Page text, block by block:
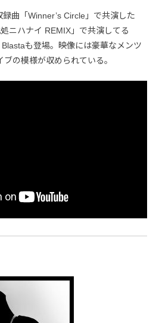
曲「Winner’s Circle」で共演した
ニハナイ REMIX」で共演してる
も登場。映像には豪華なメンツ
の模様が収められている。